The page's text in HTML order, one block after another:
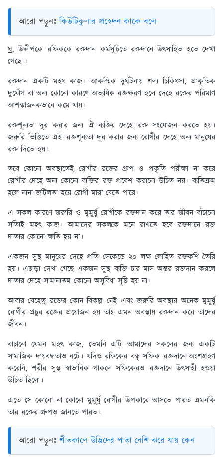
আরো পড়ুনঃকিউটিকুলার প্রস্বেদন কাকে বলে
ঘ. উদ্দীপকে রফিককে রক্তদান কর্মসূচিতে রক্তদানে উৎসাহিত হতে দেখা
গেছে ।
রক্তদান একটি মহৎ কাজ। আকস্মিক দুর্ঘটনায় শল্য চিকিৎসা, প্রাকৃতিক
দুর্যোগ বা অন্য কোনো কারণে অত্যধিক রক্তক্ষরণ হলে দেহে রক্তের পরিমাণ
আশঙ্কাজনকভাবে কমে যায়।
রক্তশূন্যতা দূর করার জন্য ঐ ব্যক্তির দেহে রক্ত সংযোজন করতে হয়।
জরুরি ভিত্তিতে এই রক্তশূন্যতা দূর করার জন্য রোগীর দেহে অন্য মানুষের
রক্ত দিতে হয়।
তবে কোনো অবস্থাতেই রোগীর রক্তের গ্রুপ ও প্রকৃতি পরীক্ষা না করে
রোগীর দেহে অন্য কোনো ব্যক্তির রক্ত প্রবেশ করানো উচিত নয়। ব্যতিক্রম
হলে নানা জটিলতা হয়ে রোগী মারা যেতে পারে।
এ সকল কারণে জরুরি ও মুমূর্ষু রোগীকে রক্তদান করে তার জীবন বাঁচানো
সত্যিই মহৎ কাজ। আমাদের সকলকে মনে রাখতে হবে রক্তদানে রক্ত
দাতার কোনো ক্ষতি হয় না।
একজন সুস্থ মানুষের দেহে প্রতি সেকেন্ডে ২০ লক্ষ লোহিত রক্তকণি তৈরি
হয়। এছাড়া দেখা গেছে একজন সুস্থ ব্যক্তি চার মাস অন্তর রক্তদান করলে
দাতার দেহে সামান্যতম কোনো অসুবিধা সৃষ্টি হয় না।
আবার যেহেতু রক্তের কোন বিকল্প নেই এবং জরুরি অবস্থায় অনেক মুমূর্ষু
রোগীর প্রচুর রক্তের প্রয়োজন হয় তাই এমন অবস্থায় রক্তদান করে তাদের
জীবন।
বাচানো যেমন মহৎ কাজ, তেমনি এটি আমাদের সকলের জন্য একটি
সামাজিক দায়বদ্ধতাও বটে। যদিও রফিকের বন্ধু সফিক রক্তদানে অংশগ্রহণ
করেনি, শরীর সুস্থ স্বাভাবিক থাকলে সফিকেরও রক্তদানে উৎসাহী হওয়া
উচিত ছিলো।
এতে সে কোনো না কোনো মুমূর্ষু রোগীর উপকারে আসতে পারত এমনকি
তার রক্তের গ্রুপও জানতে পারত।
আরো পড়ুনঃশীতকালে উদ্ভিদের পাতা বেশি ঝরে যায় কেন